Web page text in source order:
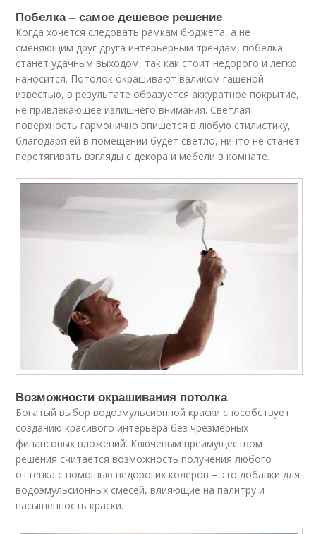
Побелка – самое дешевое решение
Когда хочется следовать рамкам бюджета, а не
сменяющим друг друга интерьерным трендам, побелка
станет удачным выходом, так как стоит недорого и легко
наносится. Потолок окрашивают валиком гашеной
известью, в результате образуется аккуратное покрытие,
не привлекающее излишнего внимания. Светлая
поверхность гармонично впишется в любую стилистику,
благодаря ей в помещении будет светло, ничто не станет
перетягивать взгляды с декора и мебели в комнате.
Возможности окрашивания потолка
Богатый выбор водоэмульсионной краски способствует
созданию красивого интерьера без чрезмерных
финансовых вложений. Ключевым преимуществом
решения считается возможность получения любого
оттенка с помощью недорогих колеров – это добавки для
водоэмульсионных смесей, влияющие на палитру и
насыщенность краски.